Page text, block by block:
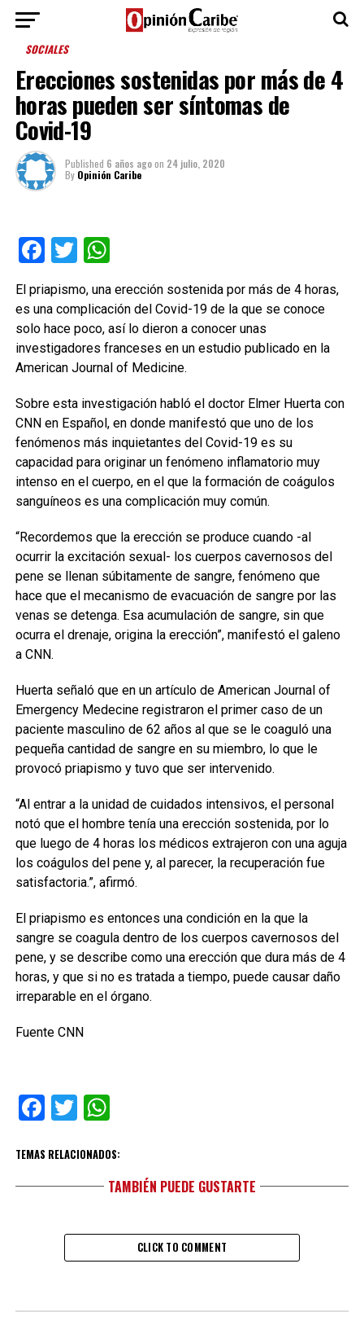
SOCIALES
Erecciones sostenidas por más de 4
horas pueden ser síntomas de
Covid-19
Published 6 años agoon 24 julio, 2020
By Opinión Caribe
Facebook
TwitterWhatsApp
El priapismo, una erección sostenida por más de 4 horas,
es una complicación del Covid-19 de la que se conoce
solo hace poco, así lo dieron a conocer unas
investigadores franceses en un estudio publicado en la
American Journal of Medicine.
Sobre esta investigación habló el doctor Elmer Huerta con
CNN en Español, en donde manifestó que uno de los
fenómenos más inquietantes del Covid-19 es su
capacidad para originar un fenómeno inflamatorio muy
intenso en el cuerpo, en el que la formación de coágulos
sanguíneos es una complicación muy común.
“Recordemos que la erección se produce cuando -al
ocurrir la excitación sexual- los cuerpos cavernosos del
pene se llenan súbitamente de sangre, fenómeno que
hace que el mecanismo de evacuación de sangre por las
venas se detenga. Esa acumulación de sangre, sin que
ocurra el drenaje, origina la erección”, manifestó el galeno
a CNN.
Huerta señaló que en un artículo de American Journal of
Emergency Medecine registraron el primer caso de un
paciente masculino de 62 años al que se le coaguló una
pequeña cantidad de sangre en su miembro, lo que le
provocó priapismo y tuvo que ser intervenido.
“Al entrar a la unidad de cuidados intensivos, el personal
notó que el hombre tenía una erección sostenida, por lo
que luego de 4 horas los médicos extrajeron con una aguja
los coágulos del pene y, al parecer, la recuperación fue
satisfactoria.”, afirmó.
El priapismo es entonces una condición en la que la
sangre se coagula dentro de los cuerpos cavernosos del
pene, y se describe como una erección que dura más de 4
horas, y que si no es tratada a tiempo, puede causar daño
irreparable en el órgano.
Fuente CNN
Facebook
TwitterWhatsApp
TEMAS RELACIONADOS:
TAMBIÉN PUEDE GUSTARTE
CLICK TO COMMENT